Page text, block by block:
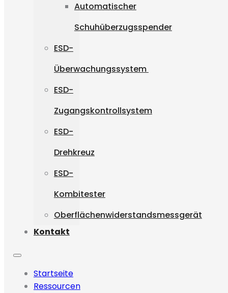
Automatischer
Schuhüberzugsspender
ESD-
Überwachungssystem
ESD-
Zugangskontrollsystem
ESD-
Drehkreuz
ESD-
Kombitester
Oberflächenwiderstandsmessgerät
Kontakt
Startseite
Ressourcen